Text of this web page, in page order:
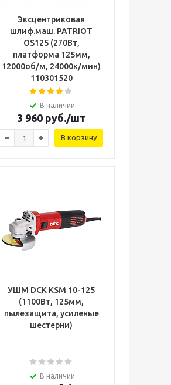
Эксцентриковая
шлиф.маш. PATRIOT
OS125 (270Вт,
платформа 125мм,
12000об/м, 24000к/мин)
110301520
В наличии
3 960руб./шт
В корзину
УШМ DCK KSM 10-125
(1100Вт, 125мм,
пылезащита, усиленые
шестерни)
В наличии